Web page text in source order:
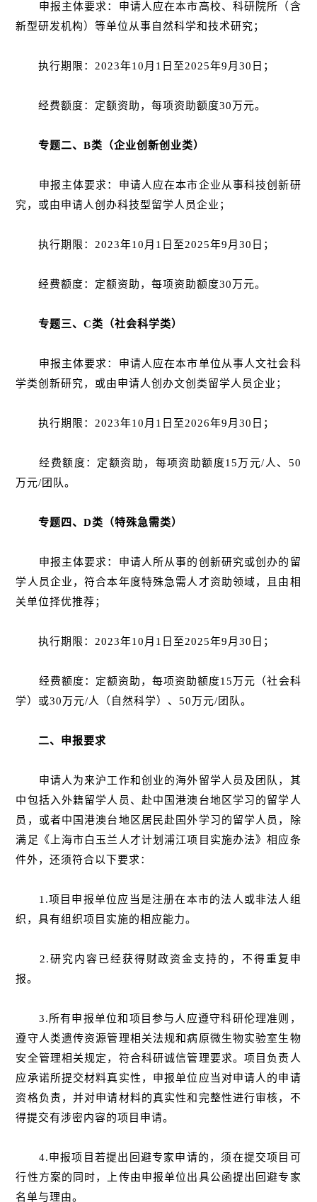
申报主体要求：申请人应在本市高校、科研院所（含
新型研发机构）等单位从事自然科学和技术研究；
执行期限：2023年10月1日至2025年9月30日；
经费额度：定额资助，每项资助额度30万元。
专题二、B类（企业创新创业类）
申报主体要求：申请人应在本市企业从事科技创新研
究，或由申请人创办科技型留学人员企业；
执行期限：2023年10月1日至2025年9月30日；
经费额度：定额资助，每项资助额度30万元。
专题三、C类（社会科学类）
申报主体要求：申请人应在本市单位从事人文社会科
学类创新研究，或由申请人创办文创类留学人员企业；
执行期限：2023年10月1日至2026年9月30日；
经费额度：定额资助，每项资助额度15万元/人、50
万元/团队。
专题四、D类（特殊急需类）
申报主体要求：申请人所从事的创新研究或创办的留
学人员企业，符合本年度特殊急需人才资助领域，且由相
关单位择优推荐；
执行期限：2023年10月1日至2025年9月30日；
经费额度：定额资助，每项资助额度15万元（社会科
学）或30万元/人（自然科学）、50万元/团队。
二、申报要求
申请人为来沪工作和创业的海外留学人员及团队，其
中包括入外籍留学人员、赴中国港澳台地区学习的留学人
员，或者中国港澳台地区居民赴国外学习的留学人员，除
满足《上海市白玉兰人才计划浦江项目实施办法》相应条
件外，还须符合以下要求：
1.项目申报单位应当是注册在本市的法人或非法人组
织，具有组织项目实施的相应能力。
2.研究内容已经获得财政资金支持的，不得重复申
报。
3.所有申报单位和项目参与人应遵守科研伦理准则，
遵守人类遗传资源管理相关法规和病原微生物实验室生物
安全管理相关规定，符合科研诚信管理要求。项目负责人
应承诺所提交材料真实性，申报单位应当对申请人的申请
资格负责，并对申请材料的真实性和完整性进行审核，不
得提交有涉密内容的项目申请。
4.申报项目若提出回避专家申请的，须在提交项目可
行性方案的同时，上传由申报单位出具公函提出回避专家
名单与理由。